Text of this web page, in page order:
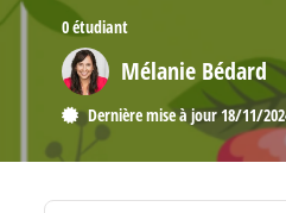
0 étudiant
Mélanie Bédard
Dernière mise à jour 18/11/